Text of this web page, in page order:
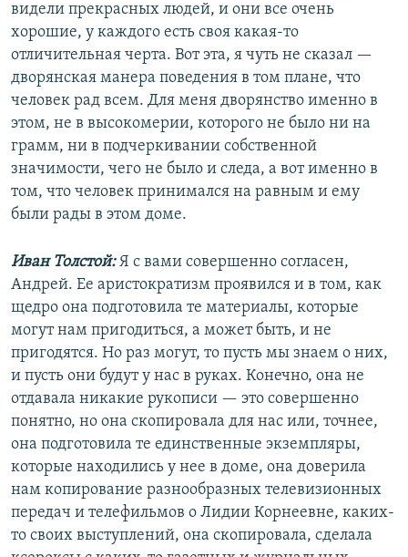
видели прекрасных людей, и они все очень
хорошие, у каждого есть своя какая-то
отличительная черта. Вот эта, я чуть не сказал —
дворянская манера поведения в том плане, что
человек рад всем. Для меня дворянство именно в
этом, не в высокомерии, которого не было ни на
грамм, ни в подчеркивании собственной
значимости, чего не было и следа, а вот именно в
том, что человек принимался на равным и ему
были рады в этом доме.
Иван Толстой:Я с вами совершенно согласен,
Андрей. Ее аристократизм проявился и в том, как
щедро она подготовила те материалы, которые
могут нам пригодиться, а может быть, и не
пригодятся. Но раз могут, то пусть мы знаем о них,
и пусть они будут у нас в руках. Конечно, она не
отдавала никакие рукописи — это совершенно
понятно, но она скопировала для нас или, точнее,
она подготовила те единственные экземпляры,
которые находились у нее в доме, она доверила
нам копирование разнообразных телевизионных
передач и телефильмов о Лидии Корнеевне, каких-
то своих выступлений, она скопировала, сделала